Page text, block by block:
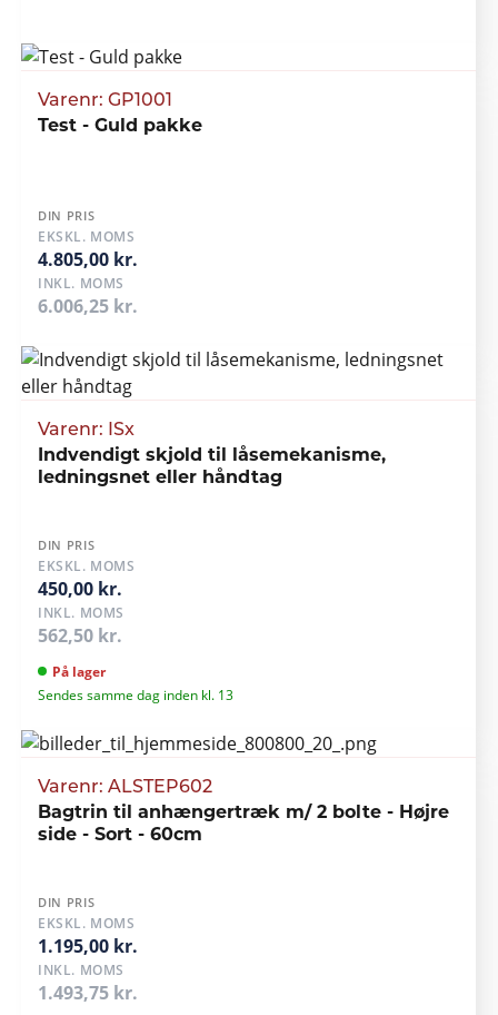
Varenr: GP1001
Test - Guld pakke
DIN PRIS
EKSKL. MOMS
4.805,00 kr.
INKL. MOMS
6.006,25 kr.
Varenr: ISx
Indvendigt skjold til låsemekanisme,
ledningsnet eller håndtag
DIN PRIS
EKSKL. MOMS
450,00 kr.
INKL. MOMS
562,50 kr.
På lager
Sendes samme dag inden kl. 13
Varenr: ALSTEP602
Bagtrin til anhængertræk m/ 2 bolte - Højre
side - Sort - 60cm
DIN PRIS
EKSKL. MOMS
1.195,00 kr.
INKL. MOMS
1.493,75 kr.